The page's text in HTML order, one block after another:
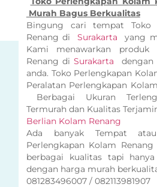
Murah Bagus Berkualitas
Bingung cari tempat Toko
Renang diSurakarta yang
Kami menawarkan produk
Renang diSurakarta dengan
anda. Toko Perlengkapan
Peralatan Perlengkapan
Berbagai Ukuran
Termurah dan Kualitas
Berlian Kolam Renang
Ada banyak Tempat
Perlengkapan Kolam Renang
berbagai kualitas tapi
dengan harga murah
081283496007 / 082113981907